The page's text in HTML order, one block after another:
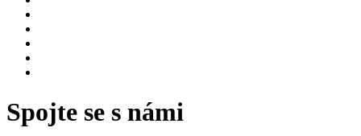
Spojte se s námi